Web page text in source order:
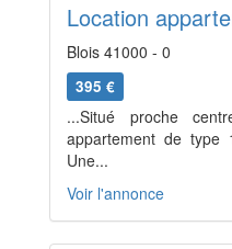
Location
Blois 41000 - 0
395 €
...Situé proche
appartement de
Une...
Voir l'annonce